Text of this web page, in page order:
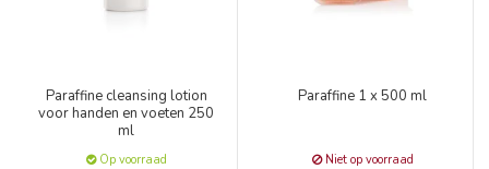
Paraffine cleansing lotion
voor handen en voeten 250
ml
Op voorraad
Paraffine 1 x 500 ml
Niet op voorraad